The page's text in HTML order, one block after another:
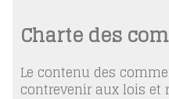
Charte des
Le contenu des
contrevenir aux lois et